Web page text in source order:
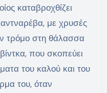
καταβροχθίζει
με χρυσές
τρόμο στη θάλασσα
που σκοπεύει
του καλού και του
του, όταν